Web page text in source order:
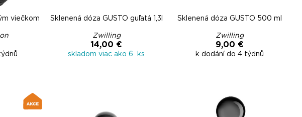
viečkom
Sklenená dóza GUSTO guľatá 1,3l
Zwilling
14,00 €
skladom viac ako 6 ks
Sklenená dóza GUSTO 500 ml
Zwilling
9,00 €
k dodání do 4 týdnů